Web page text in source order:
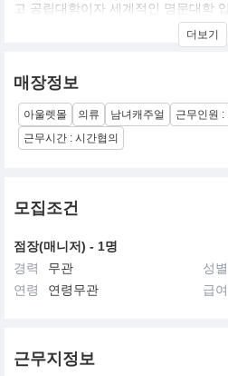
고 공립대학이자 세계적인 명문대학
전통과 현대를 아우르는 RENEWED
FASHION, SPORTS & LEISURE의
더보기
매장정보
아울렛몰 의류 남녀캐주얼 근무인원 :
근무시간 : 시간협의
모집조건
점장(매니저) - 1명
경력
무관 성별
연령
연령무관 급여
근무지정보